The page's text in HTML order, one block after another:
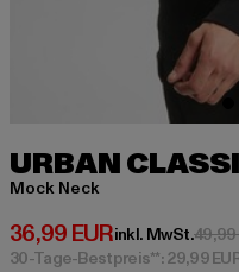
URBAN
Mock Neck
36,99 EUR
Derzeitiger Preis: 36,99
inkl. MwSt.49,99
30-Tage-Bestpreis**: 29,99